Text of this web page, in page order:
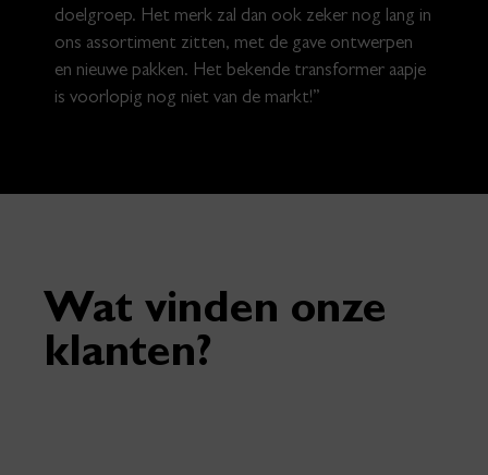
doelgroep. Het merk zal dan ook zeker nog lang in
ons assortiment zitten, met de gave ontwerpen
en nieuwe pakken. Het bekende transformer aapje
is voorlopig nog niet van de markt!”
Wat vinden onze
klanten?